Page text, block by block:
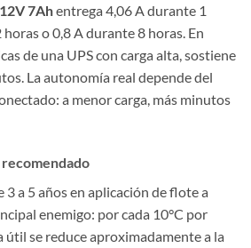
7Ahentrega 4,06 A durante 1
o 0,8 A durante 8 horas. En
de una UPS con carga alta, sostiene
La autonomía real depende del
a menor carga, más minutos
3 a 5 años en aplicación de flote a
enemigo: por cada 10°C por
útil se reduce aproximadamente a la